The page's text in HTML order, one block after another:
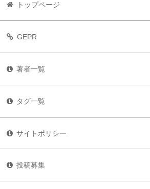
トップページ
GEPR
著者一覧
タグ一覧
サイトポリシー
投稿募集